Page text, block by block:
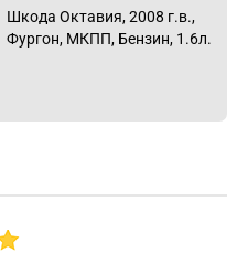
Шкода Октавия, 2008 г.в.,
Фургон, МКПП, Бензин, 1.6л.